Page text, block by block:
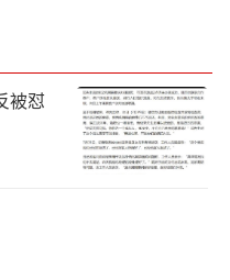
被怼